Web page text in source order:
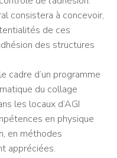
consistera à concevoir,
de ces
des structures
cadre d’un programme
du collage
les locaux d’AGI
en physique
en méthodes
appréciées.